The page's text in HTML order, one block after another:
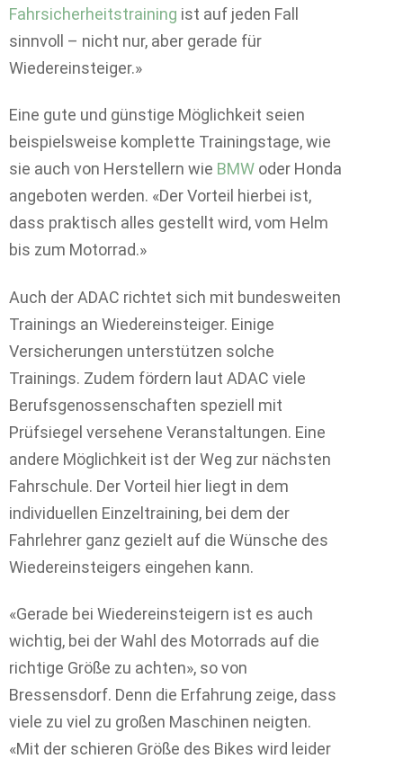
Fahrsicherheitstraining ist auf jeden Fall
sinnvoll – nicht nur, aber gerade für
Wiedereinsteiger.»
Eine gute und günstige Möglichkeit seien
beispielsweise komplette Trainingstage, wie
sie auch von Herstellern wie BMW oder Honda
angeboten werden. «Der Vorteil hierbei ist,
dass praktisch alles gestellt wird, vom Helm
bis zum Motorrad.»
Auch der ADAC richtet sich mit bundesweiten
Trainings an Wiedereinsteiger. Einige
Versicherungen unterstützen solche
Trainings. Zudem fördern laut ADAC viele
Berufsgenossenschaften speziell mit
Prüfsiegel versehene Veranstaltungen. Eine
andere Möglichkeit ist der Weg zur nächsten
Fahrschule. Der Vorteil hier liegt in dem
individuellen Einzeltraining, bei dem der
Fahrlehrer ganz gezielt auf die Wünsche des
Wiedereinsteigers eingehen kann.
«Gerade bei Wiedereinsteigern ist es auch
wichtig, bei der Wahl des Motorrads auf die
richtige Größe zu achten», so von
Bressensdorf. Denn die Erfahrung zeige, dass
viele zu viel zu großen Maschinen neigten.
«Mit der schieren Größe des Bikes wird leider